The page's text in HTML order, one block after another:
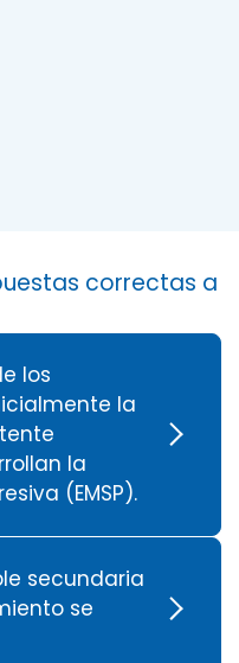
correctas a
los
la
la
(EMSP).
secundaria
se